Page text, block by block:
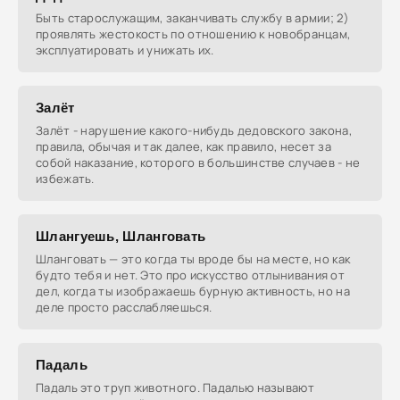
Быть старослужащим, заканчивать службу в армии; 2)
проявлять жестокость по отношению к новобранцам,
эксплуатировать и унижать их.
Залёт
Залёт - нарушение какого-нибудь дедовского закона,
правила, обычая и так далее, как правило, несет за
собой наказание, которого в большинстве случаев - не
избежать.
Шлангуешь, Шланговать
Шланговать — это когда ты вроде бы на месте, но как
будто тебя и нет. Это про искусство отлынивания от
дел, когда ты изображаешь бурную активность, но на
деле просто расслабляешься.
Падаль
Падаль это труп животного. Падалью называют